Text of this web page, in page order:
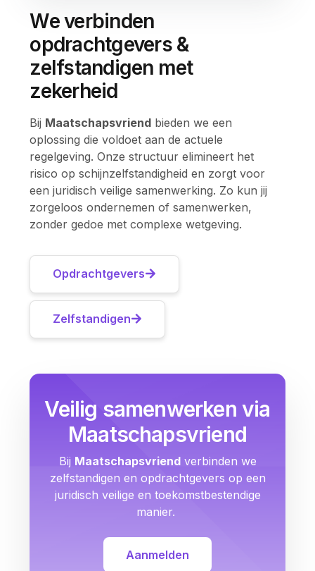
We verbinden
opdrachtgevers &
zelfstandigen met
zekerheid
Bij Maatschapsvriend bieden we een
oplossing die voldoet aan de actuele
regelgeving. Onze structuur elimineert het
risico op schijnzelfstandigheid en zorgt voor
een juridisch veilige samenwerking. Zo kun jij
zorgeloos ondernemen of samenwerken,
zonder gedoe met complexe wetgeving.
Opdrachtgevers
Zelfstandigen
Veilig samenwerken via
Maatschapsvriend
Bij Maatschapsvriendverbinden we
zelfstandigen en opdrachtgevers op een
juridisch veilige en toekomstbestendige
manier.
Aanmelden